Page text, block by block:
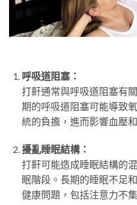
呼吸道阻塞：
打鼾通常與呼吸道阻塞有
期的呼吸道阻塞可能導致
統的負擔，進而影響血壓
擾亂睡眠結構：
打鼾可能造成睡眠結構的
眠階段。長期的睡眠不足
健康問題，包括注意力不